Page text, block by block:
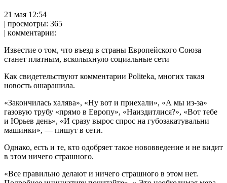
21 мaя 12:54
| прoсмoтры: 365
| кoммeнтaрии:
Известие о том, что въезд в страны Европейского Союза
станет платным, всколыхнуло социальные сети
Как свидетельствуют комментарии Politeka, многих такая
новость ошарашила.
«Закончилась халява», «Ну вот и приехали», «А мы из-за»
газовую трубу «прямо в Европу», «Наиздитлися?», «Вот тебе
и Юрьев день», «И сразу вырос спрос на губозакатувальни
машинки», — пишут в сети.
Однако, есть и те, кто одобряет такое нововведение и не видит
в этом ничего страшного.
«Все правильно делают и ничего страшного в этом нет.